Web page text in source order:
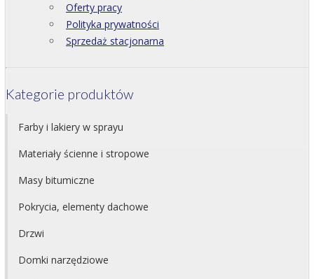
Oferty pracy
Polityka prywatności
Sprzedaż stacjonarna
Kategorie produktów
Farby i lakiery w sprayu
Materiały ścienne i stropowe
Masy bitumiczne
Pokrycia, elementy dachowe
Drzwi
Domki narzędziowe